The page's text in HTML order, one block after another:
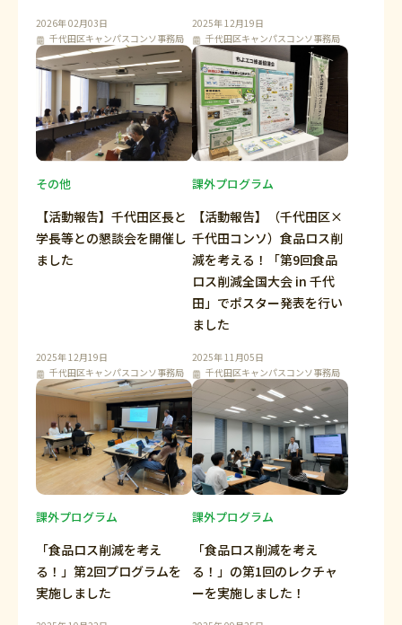
2026年 02月03日
千代田区キャンパスコンソ事務局
2025年 12月19日
千代田区キャンパスコンソ事務局
その他
【活動報告】千代田区長と
学長等との懇談会を開催し
ました
2025年 12月19日
千代田区キャンパスコンソ事務局
課外プログラム
【活動報告】（千代田区×
千代田コンソ）食品ロス削
減を考える！「第9回食品
ロス削減全国大会 in 千代
田」でポスター発表を行い
ました
2025年 11月05日
千代田区キャンパスコンソ事務局
課外プログラム
「食品ロス削減を考え
る！」第2回プログラムを
実施しました
課外プログラム
「食品ロス削減を考え
る！」の第1回のレクチャ
ーを実施しました！